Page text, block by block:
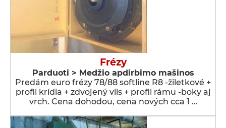
Frézy
Parduoti > Medžio apdirbimo mašinos
Predám euro frézy 78/88 softline R8 -žiletkové +
profil krídla + zdvojený vlis + profil rámu -boky aj
vrch. Cena dohodou, cena nových cca 1 …